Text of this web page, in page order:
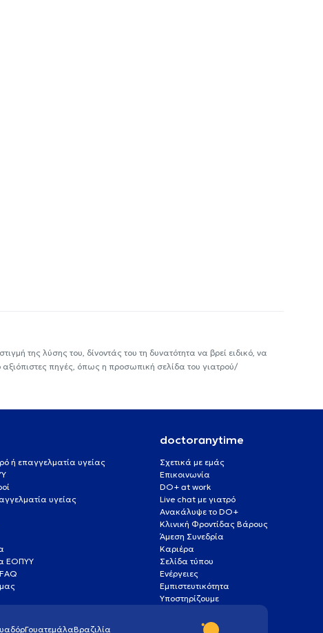
της λύσης του, δίνοντάς του τη δυνατότητα να βρεί ειδικό, να
πηγές, όπως η προσωπική σελίδα του γιατρού/
ή επαγγελματία υγείας
υγείας
ΕΟΠΥΥ
doctoranytime
Σχετικά με εμάς
Επικοινωνία
DO+ at work
Live chat με γιατρό
Ανακάλυψε το DO+
Κλινική Φροντίδας Βάρους
Άμεση Συνεδρία
Καριέρα
Σελίδα τύπου
Ενέργειες
Εμπιστευτικότητα
Υποστηρίζουμε
ΓουατεμάλαΒραζιλία